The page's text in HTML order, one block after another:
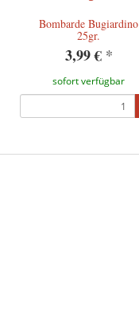
Bombarde Bugiardino
25gr.
3,99 € *
sofort verfügbar